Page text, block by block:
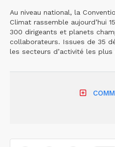
Au niveau national, la
Climat rassemble aujourd’hui
300 dirigeants et planets
collaborateurs. Issues de 35
les secteurs d’activité les plus